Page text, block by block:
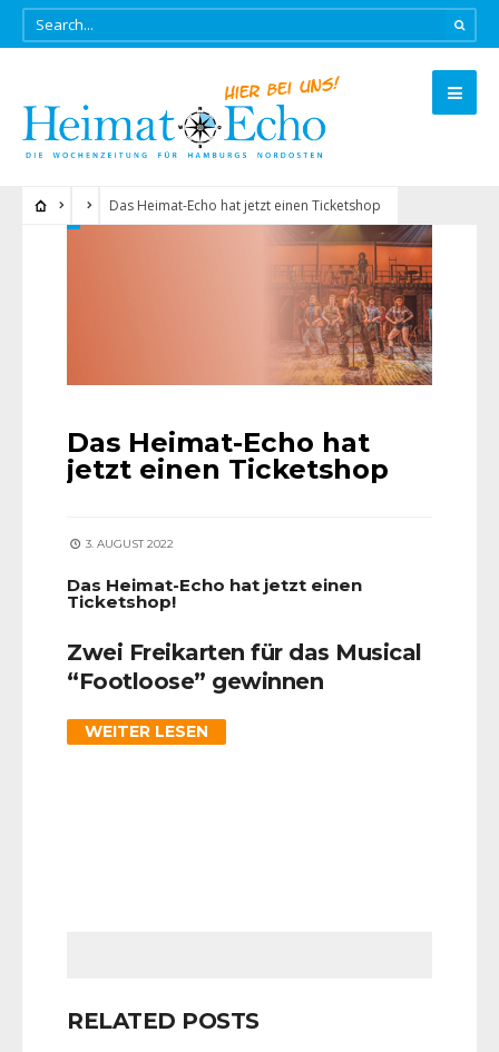
Das Heimat-Echo hat jetzt einen Ticketshop
Das Heimat-Echo hat
jetzt einen Ticketshop
3. AUGUST 2022
Das Heimat-Echo hat jetzt einen
Ticketshop!
Zwei Freikarten für das Musical
“Footloose” gewinnen
WEITER LESEN
RELATED POSTS